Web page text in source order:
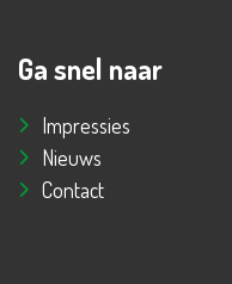
Ga snel naar
Impressies
Nieuws
Contact